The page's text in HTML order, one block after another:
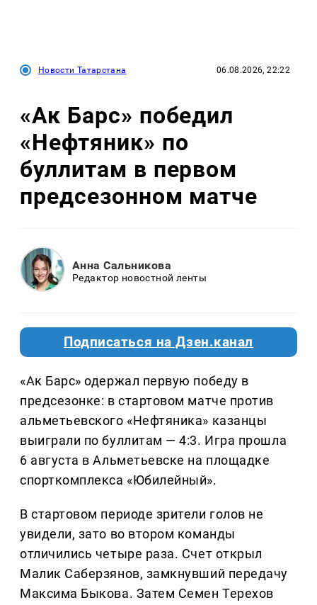
Новости Татарстана 06.08.2026, 22:22
«Ак Барс» победил
«Нефтяник» по
буллитам в первом
предсезонном матче
Анна Сальникова
Редактор новостной ленты
Подписаться на Дзен.канал
«Ак Барс» одержал первую победу в
предсезонке: в стартовом матче против
альметьевского «Нефтяника» казанцы
выиграли по буллитам — 4:3. Игра прошла
6 августа в Альметьевске на площадке
спорткомплекса «Юбилейный».
В стартовом периоде зрители голов не
увидели, зато во втором команды
отличились четыре раза. Счет открыл
Малик Саберзянов, замкнувший передачу
Максима Быкова. Затем Семен Терехов